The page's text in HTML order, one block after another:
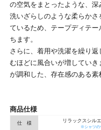
の空気をまとったような、深
洗いざらしのような柔らか
ているため、テープディテ
ちます。
さらに、着用や洗濯を繰り
むほどに風合いが増してい
が調和した、存在感のある素
商品仕様
仕 様 リラックスシル
※シャツの